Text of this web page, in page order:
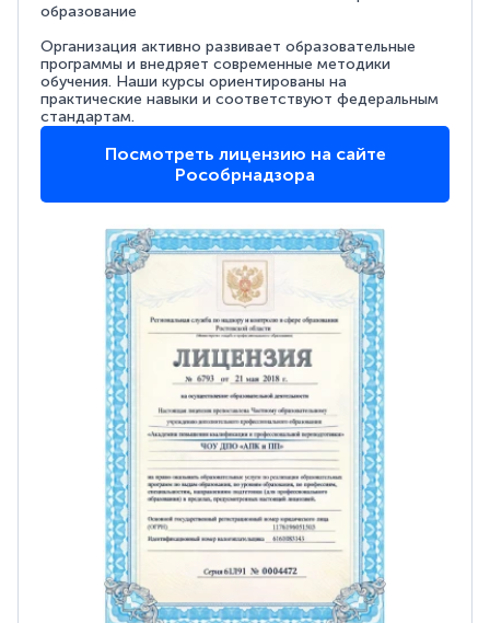
образование
Организация активно развивает образовательные
программы и внедряет современные методики
обучения. Наши курсы ориентированы на
практические навыки и соответствуют федеральным
стандартам.
Посмотреть лицензию на сайте
Рособрнадзора